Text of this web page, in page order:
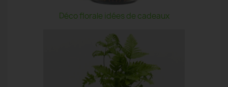
Déco florale idées de cadeaux